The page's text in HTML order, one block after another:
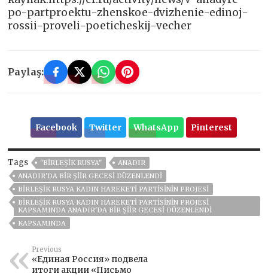
po-partproektu-zhenskoe-dvizhenie-edinoj-
rossii-proveli-poeticheskij-vecher
Paylaş:
Facebook Twitter WhatsApp Pinterest
Tags "BIRLEŞIK RUSYA"
ANADIR
ANADIR'DA BIR ŞIIR GECESI DÜZENLENDI
BIRLEŞIK RUSYA KADIN HAREKETI PARTISININ PROJESI
BIRLEŞIK RUSYA KADIN HAREKETI PARTISININ PROJESI
KAPSAMINDA ANADIR'DA BIR ŞIIR GECESI DÜZENLENDI
KAPSAMINDA
Previous
«Единая Россия» подвела
итоги акции «Письмо